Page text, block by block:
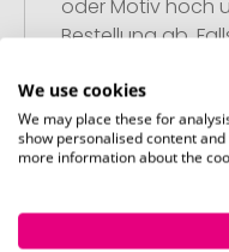
oder Motiv hoch
Bestellung ab.
passende Datei
können Sie diese
nachliefern.
We use cookies
We may place these for
show personalised content
more information about the